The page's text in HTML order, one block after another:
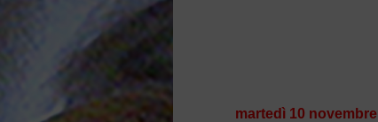
martedì 10 novembre